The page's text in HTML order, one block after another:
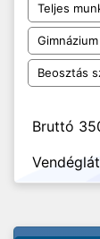
Teljes
Gimnázium
Beosztás
Bruttó